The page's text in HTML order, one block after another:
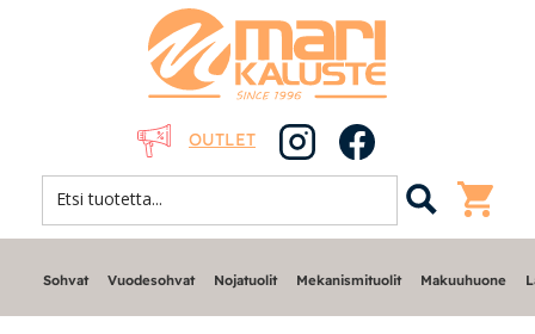
OUTLET
Sohvat Vuodesohvat Nojatuolit Mekanismituolit Makuuhuone